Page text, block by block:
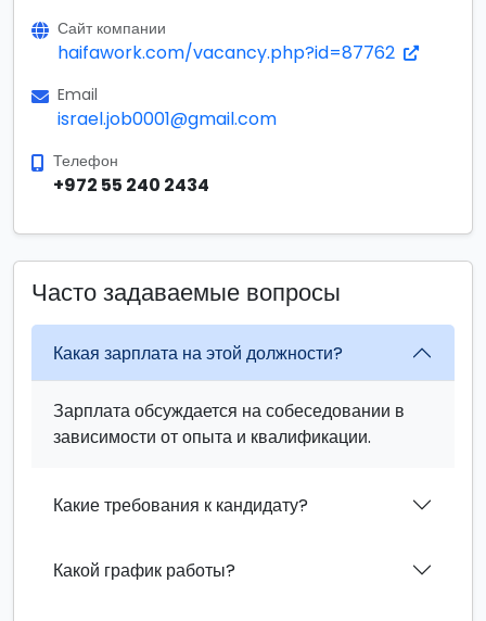
Сайт компании
haifawork.com/vacancy.php?id=87762
Email
israel.job0001@gmail.com
Телефон
+972 55 240 2434
Часто задаваемые вопросы
Какая зарплата на этой должности?
Зарплата обсуждается на собеседовании в
зависимости от опыта и квалификации.
Какие требования к кандидату?
Какой график работы?